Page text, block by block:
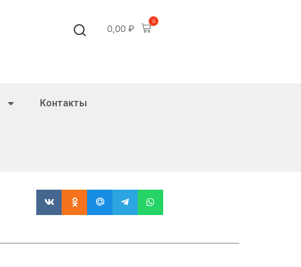
0,00 ₽
0
Контакты